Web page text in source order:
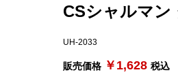
CSシャルマン
UH-2033
販売価格 ￥1,628 税込